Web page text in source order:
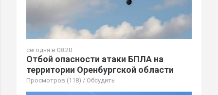
сегодня в 08:20
Отбой опасности атаки БПЛА на
территории Оренбургской области
Просмотров (118) / Обсудить